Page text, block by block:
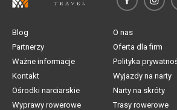
Blog
O nas
Partnerzy
Oferta dla firm
Ważne informacje
Polityka
Kontakt
Wyjazdy na narty
Ośrodki narciarskie
Narty na skróty
Wyprawy rowerowe
Trasy rowerowe